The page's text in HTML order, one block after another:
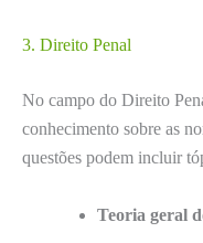
3. Direito Penal
No campo do Direito
conhecimento sobre as
questões podem incluir
Teoria geral